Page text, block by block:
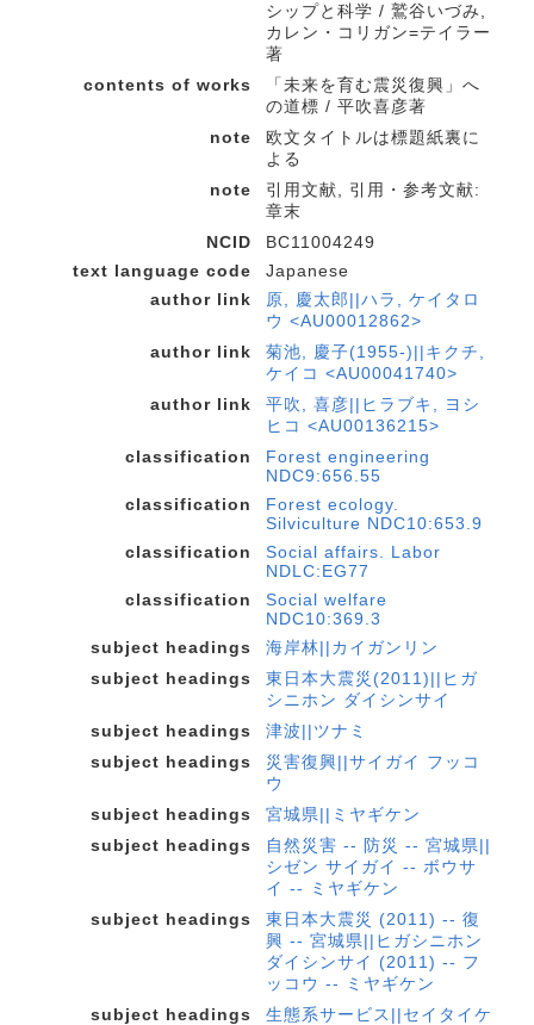
シップと科学 / 鷲谷いづみ,
カレン・コリガン=テイラー
著
contents of works
「未来を育む震災復興」へ
の道標 / 平吹喜彦著
note
欧文タイトルは標題紙裏に
よる
note
引用文献, 引用・参考文献:
章末
NCID
BC11004249
text language code
Japanese
author link
原, 慶太郎||ハラ, ケイタロ
ウ <AU00012862>
author link
菊池, 慶子(1955-)||キクチ,
ケイコ <AU00041740>
author link
平吹, 喜彦||ヒラブキ, ヨシ
ヒコ <AU00136215>
classification
Forest engineering
NDC9:656.55
classification
Forest ecology.
Silviculture NDC10:653.9
classification
Social affairs. Labor
NDLC:EG77
classification
Social welfare
NDC10:369.3
subject headings
海岸林||カイガンリン
subject headings
東日本大震災(2011)||ヒガ
シニホン ダイシンサイ
subject headings
津波||ツナミ
subject headings
災害復興||サイガイ フッコ
ウ
subject headings
宮城県||ミヤギケン
subject headings
自然災害 -- 防災 -- 宮城県||
シゼン サイガイ -- ボウサ
イ -- ミヤギケン
subject headings
東日本大震災 (2011) -- 復
興 -- 宮城県||ヒガシニホン
ダイシンサイ (2011) -- フ
ッコウ -- ミヤギケン
subject headings
生態系サービス||セイタイケ